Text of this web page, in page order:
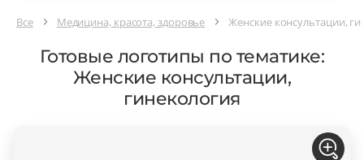
Все Медицина, красота, здоровье Женские консультации,
Готовые логотипы по тематике:
Женские консультации,
гинекология